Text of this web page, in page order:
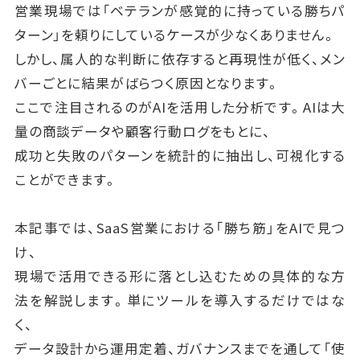
営業現場では「ベテランが感覚的に持っている勝ちパ
ターン」を頼りにしているケースが少なくありません。
しかし、属人的な判断に依存すると再現性が低く、メン
バーごとに結果がばらつく原因となります。
ここで注目されるのがAIを活用した分析です。AIは大
量の商談データや顧客行動ログをもとに、
成功と失敗のパターンを統計的に抽出し、可視化する
ことができます。
本記事では、SaaS営業における「勝ち筋」をAIで見つ
け、
現場で活用できる形に落とし込むための具体的な方
法を解説します。単にツールを導入するだけではな
く、
データ設計から運用定着、ガバナンスまでを通して「使